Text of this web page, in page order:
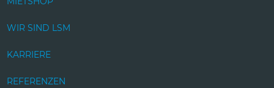
WIR SIND LSM
KARRIERE
REFERENZEN